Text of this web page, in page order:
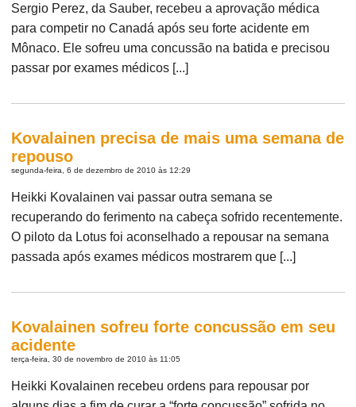
Sergio Perez, da Sauber, recebeu a aprovação médica
para competir no Canadá após seu forte acidente em
Mônaco. Ele sofreu uma concussão na batida e precisou
passar por exames médicos [...]
Kovalainen precisa de mais uma semana de
repouso
segunda-feira, 6 de dezembro de 2010 às 12:29
Heikki Kovalainen vai passar outra semana se
recuperando do ferimento na cabeça sofrido recentemente.
O piloto da Lotus foi aconselhado a repousar na semana
passada após exames médicos mostrarem que [...]
Kovalainen sofreu forte concussão em seu
acidente
terça-feira, 30 de novembro de 2010 às 11:05
Heikki Kovalainen recebeu ordens para repousar por